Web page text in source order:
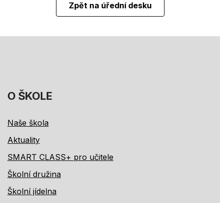
Zpět na úřední desku
O ŠKOLE
Naše škola
Aktuality
SMART CLASS+ pro učitele
Školní družina
Školní jídelna